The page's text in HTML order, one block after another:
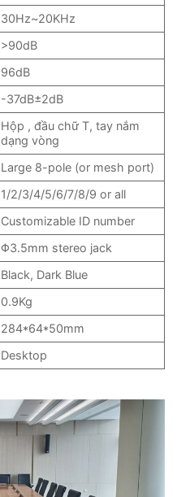
30Hz~20KHz
>90dB
96dB
-37dB±2dB
Hộp , đầu chữ T, tay nắm
dạng vòng
Large 8-pole (or mesh port)
1/2/3/4/5/6/7/8/9 or all
Customizable ID number
Φ3.5mm stereo jack
Black, Dark Blue
0.9Kg
284*64*50mm
Desktop